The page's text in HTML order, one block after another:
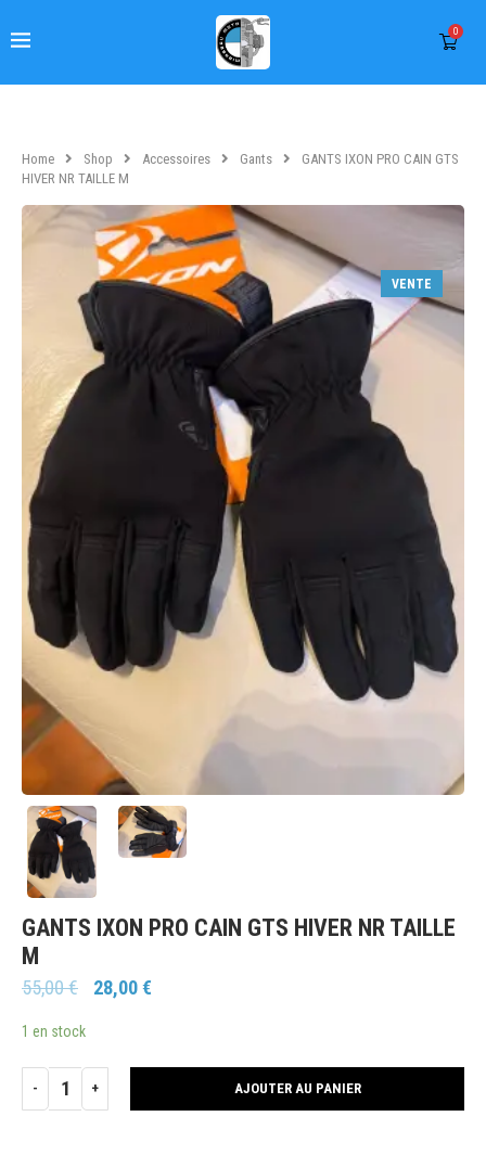
0
Home Shop Accessoires Gants
GANTS IXON PRO CAIN GTS
HIVER NR TAILLE M
VENTE
GANTS IXON PRO CAIN GTS HIVER NR TAILLE
M
55,00€ 28,00€
1 en stock
AJOUTER AU PANIER